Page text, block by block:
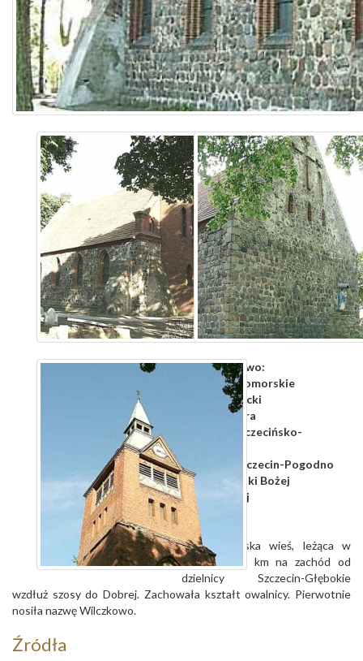
Województwo:
zachodniopomorskie
Powiat:policki
Dobra
szczecińsko-
Dekanat:
Szczecin-Pogodno
Parafia:
Matki Bożej
Szkaplerznej
Podszczecińska wieś, leżąca w
odległości 3 km na zachód od
dzielnicy Szczecin-Głębokie
wzdłuż szosy do Dobrej. Zachowała kształt owalnicy. Pierwotnie
nosiła nazwę Wilczkowo.
Źródła